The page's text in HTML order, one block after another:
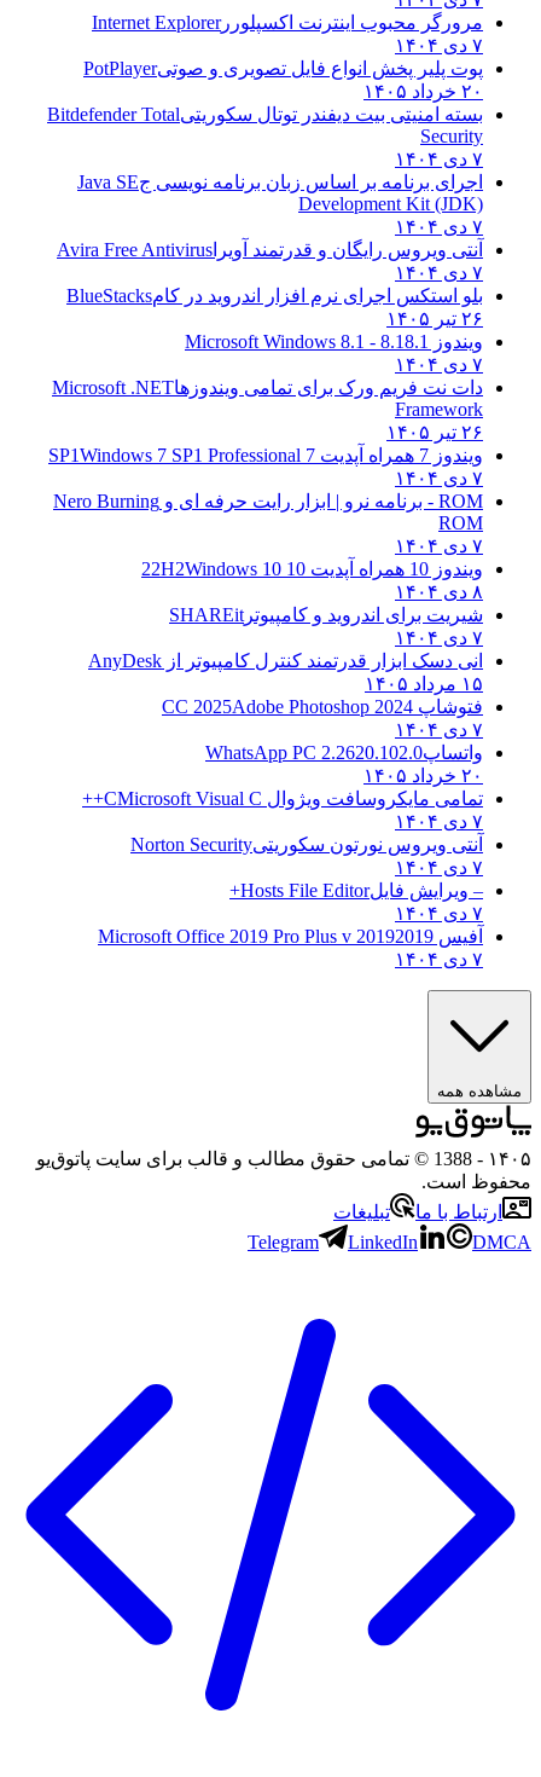
مرورگر محبوب اینترنت اکسپلوررInternet Explorer
۷ دی ۱۴۰۴
پوت پلیر پخش انواع فایل تصویری و صوتیPotPlayer
۲۰ خرداد ۱۴۰۵
بسته امنیتی بیت دیفندر توتال سکوریتیBitdefender Total
Security
۷ دی ۱۴۰۴
اجرای برنامه بر اساس زبان برنامه نویسی جJava SE
Development Kit (JDK)
۷ دی ۱۴۰۴
آنتی ویروس رایگان و قدرتمند آویرا Avira Free Antivirus
۷ دی ۱۴۰۴
بلو استکس اجرای نرم افزار اندروید در کامBlueStacks
۲۶ تیر ۱۴۰۵
ویندوز 8.1
8.1 - Microsoft Windows 8.1
۷ دی ۱۴۰۴
دات نت فریم ورک برای تمامی ویندوزهاMicrosoft .NET
Framework
۲۶ تیر ۱۴۰۵
ویندوز 7 همراه آپدیت 7 SP1
Windows 7 SP1 Professional
۷ دی ۱۴۰۴
ROM - برنامه نرو | ابزار رایت حرفه ای و
Nero Burning
ROM
۷ دی ۱۴۰۴
ویندوز 10 همراه آپدیت 10 22H2
Windows 10
۸ دی ۱۴۰۴
شیریت برای اندروید و کامپیوتر SHAREit
۷ دی ۱۴۰۴
انی دسک ابزار قدرتمند کنترل کامپیوتر از AnyDesk
۱۵ مرداد ۱۴۰۵
فتوشاپ CC 2025 Adobe Photoshop 2024
۷ دی ۱۴۰۴
واتساپWhatsApp PC 2.2620.102.0
۲۰ خرداد ۱۴۰۵
تمامی مایکروسافت ویژوال C Microsoft Visual C++
۷ دی ۱۴۰۴
آنتی ویروس نورتون سکوریتیNorton Security
۷ دی ۱۴۰۴
– ویرایش فایلHosts File Editor+
۷ دی ۱۴۰۴
آفیس 2019 2019 Microsoft Office 2019 Pro Plus v
۷ دی ۱۴۰۴
مشاهده همه
۱۴۰۵
- 1388 © تمامی حقوق مطالب و قالب برای سایت پاتوق‌یو
محفوظ است.
ارتباط با ما
تبلیغات
Telegram
LinkedIn DMCA